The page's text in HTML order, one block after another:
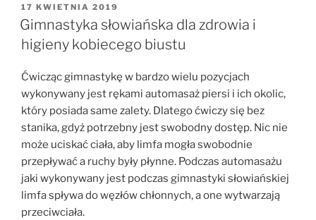
OPUBLIKOWANE
W
17 KWIETNIA 2019
Gimnastyka słowiańska dla zdrowia i
higieny kobiecego biustu
Ćwicząc gimnastykę w bardzo wielu pozycjach
wykonywany jest rękami automasaż piersi i ich okolic,
który posiada same zalety. Dlatego ćwiczy się bez
stanika, gdyż potrzebny jest swobodny dostęp. Nic nie
może uciskać ciała, aby limfa mogła swobodnie
przepływać a ruchy były płynne. Podczas automasażu
jaki wykonywany jest podczas gimnastyki słowiańskiej
limfa spływa do węzłów chłonnych, a one wytwarzają
przeciwciała.